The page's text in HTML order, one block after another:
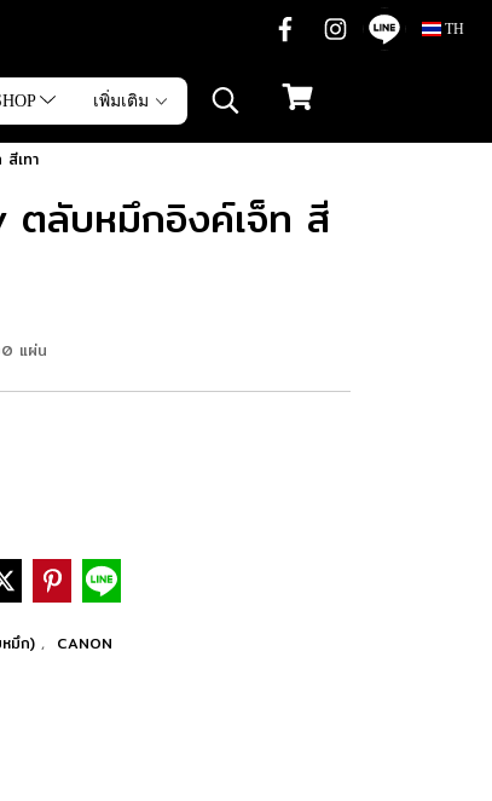
TH
เพิ่มเติม
เทา
ตลับหมึกอิงค์เจ็ท สี
แผ่น
หมึก) , CANON